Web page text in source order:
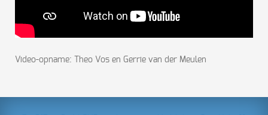
Video-opname: Theo Vos en Gerrie van der Meulen